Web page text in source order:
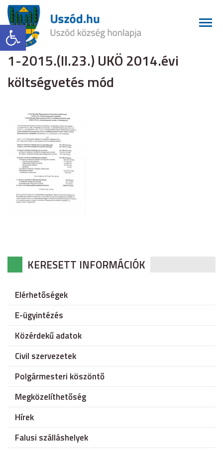
Eszköztár megnyitása
1-2015.(II.23.) UKÖ 2014.évi
költségvetés mód
KERESETT INFORMÁCIÓK
Elérhetőségek
E-ügyintézés
Közérdekű adatok
Civil szervezetek
Polgármesteri köszöntő
Megközelíthetőség
Hírek
Falusi szálláshelyek